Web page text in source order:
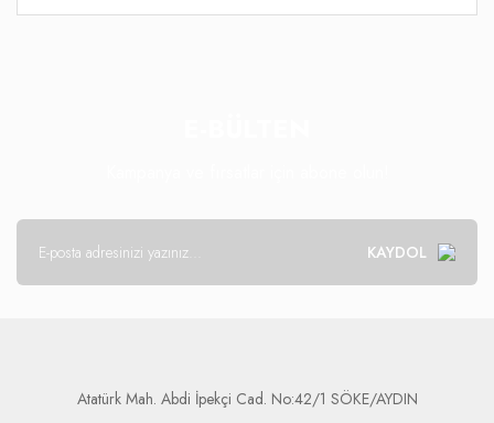
KAYDOL
Atatürk Mah. Abdi İpekçi Cad. No:42/1 SÖKE/AYDIN